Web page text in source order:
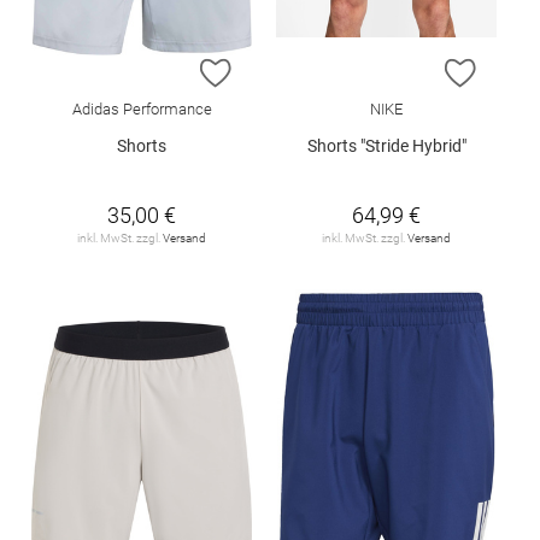
ZUR WUNSCHLISTE HINZUFÜGEN
Adidas Performance
Shorts
35,00 €
inkl. MwSt. zzgl. Versand
ZUR
NIKE
Shorts "Stride Hybrid"
64,99 €
inkl. MwSt. zzgl. Versand